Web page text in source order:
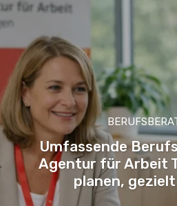
Umfassende
Agentur für Arbeit
planen,